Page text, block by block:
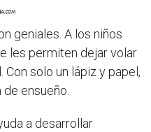
geniales. A los niños
les permiten dejar volar
solo un lápiz y papel,
ensueño.
a desarrollar